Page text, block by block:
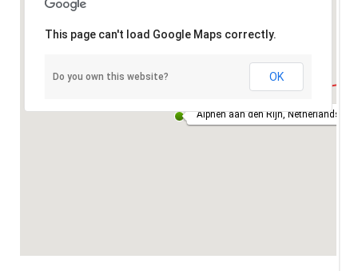
Alphen aan den Rijn, Netherlands
This page can't load Google Maps correctly.
Do you own this website? OK